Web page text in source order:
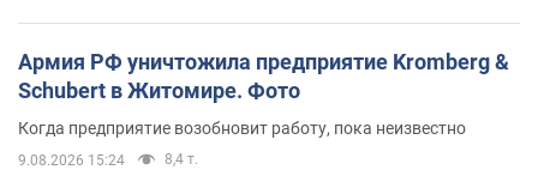
Армия РФ уничтожила предприятие Kromberg &
Schubert в Житомире. Фото
Когда предприятие возобновит работу, пока неизвестно
9.08.2026 15:24 8,4 т.